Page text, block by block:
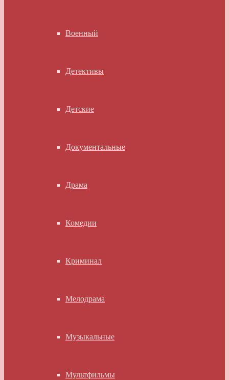
Военный
Детективы
Детские
Документальные
Драма
Комедии
Криминал
Мелодрама
Музыкальные
Мультфильмы